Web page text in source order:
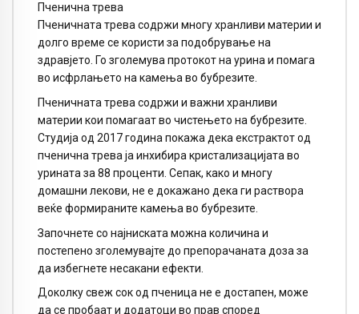
Пченична трева
Пченичната трева содржи многу хранливи материи и
долго време се користи за подобрување на
здравјето. Го зголемува протокот на урина и помага
во исфрлањето на камења во бубрезите.
Пченичната трева содржи и важни хранливи
материи кои помагаат во чистењето на бубрезите.
Студија од 2017 година покажа дека екстрактот од
пченична трева ја инхибира кристализацијата во
урината за 88 проценти. Сепак, како и многу
домашни лекови, не е докажано дека ги раствора
веќе формираните камења во бубрезите.
Започнете со најниската можна количина и
постепено зголемувајте до препорачаната доза за
да избегнете несакани ефекти.
Доколку свеж сок од пченица не е достапен, може
да се пробаат и додатоци во прав според